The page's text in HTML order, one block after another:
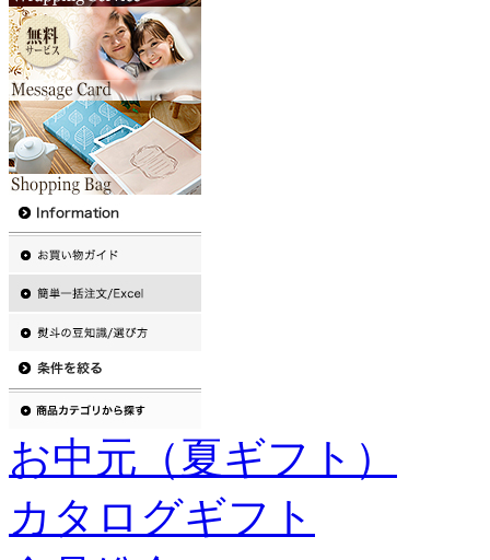
お中元（夏ギフト）
カタログギフト